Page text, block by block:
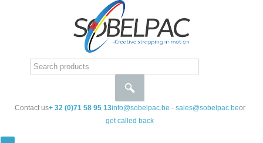
Contact us+ 32 (0)71 58 95 13info@sobelpac.be - sales@sobelpac.beor
get called back